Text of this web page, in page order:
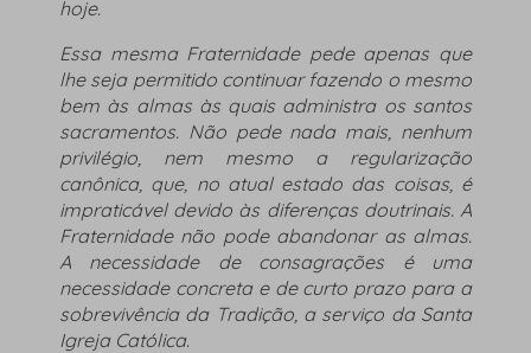
hoje.
Essa mesma Fraternidade pede apenas que
lhe seja permitido continuar fazendo o mesmo
bem às almas às quais administra os santos
sacramentos. Não pede nada mais, nenhum
privilégio, nem mesmo a regularização
canônica, que, no atual estado das coisas, é
impraticável devido às diferenças doutrinais. A
Fraternidade não pode abandonar as almas.
A necessidade de consagrações é uma
necessidade concreta e de curto prazo para a
sobrevivência da Tradição, a serviço da Santa
Igreja Católica.